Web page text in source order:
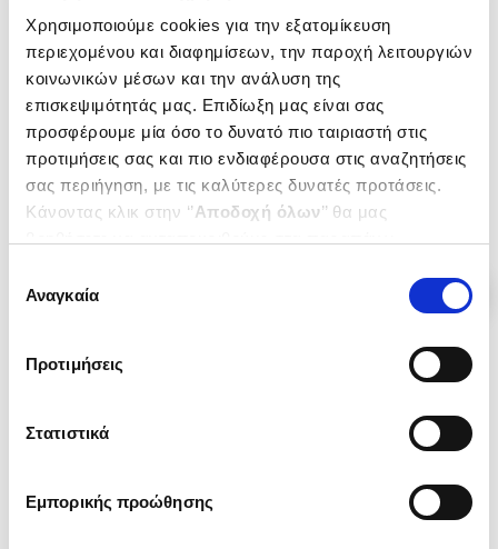
Χρησιμοποιούμε cookies για την εξατομίκευση
περιεχομένου και διαφημίσεων, την παροχή λειτουργιών
κοινωνικών μέσων και την ανάλυση της
επισκεψιμότητάς μας. Επιδίωξη μας είναι σας
προσφέρουμε μία όσο το δυνατό πιο ταιριαστή στις
προτιμήσεις σας και πιο ενδιαφέρουσα στις αναζητήσεις
σας περιήγηση, με τις καλύτερες δυνατές προτάσεις.
Κάνοντας κλικ στην ‘’Αποδοχή όλων’’ θα μας
ενδιαφέρουν και να επιλέξετε από τα παρακάτω με την
΄΄και να ενημερωθείτε σχετικά με
συγκατάθεσης
Αναγκαία
Προτιμήσεις
Στατιστικά
Εμπορικής προώθησης
Ατσάλινη πριγκίπισσα
Royal elite 2
KENT RINA
Κωδ. Πολιτείας 6082-0215
18. 80€
Τιμή Έκδοσης
16.92€
Τιμή Πολιτείας
Σκοτεινός βασιλιάς
Royal elite 1
KENT RINA
Κωδ. Πολιτείας 6082-0208
18 .80 €
Τιμή Έκδοσης
16.92€
Τιμή Πολιτείας